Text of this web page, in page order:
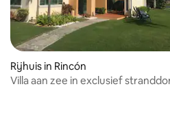
beoordeling van 4,99 op 5, 96
Rijhuis in Rincón
Villa aan zee in exclusief